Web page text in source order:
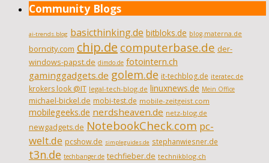
Community Blogs
ai-trends.blog basicthinking.de bitbloks.de blog.materna.de
borncity.com chip.de computerbase.de der-
windows-papst.de dimdo.de fotointern.ch
gaminggadgets.de golem.de it-techblog.de iteratec.de
krokers look @IT legal-tech-blog.de linuxnews.de Mein Office
michael-bickel.de mobi-test.de mobile-zeitgeist.com
mobilegeeks.de nerdsheaven.de netz-blog.de
newgadgets.de NotebookCheck.com pc-
welt.de pcshow.de simpleguides.de stephanwiesner.de
t3n.de techbanger.de techfieber.de technikblog.ch